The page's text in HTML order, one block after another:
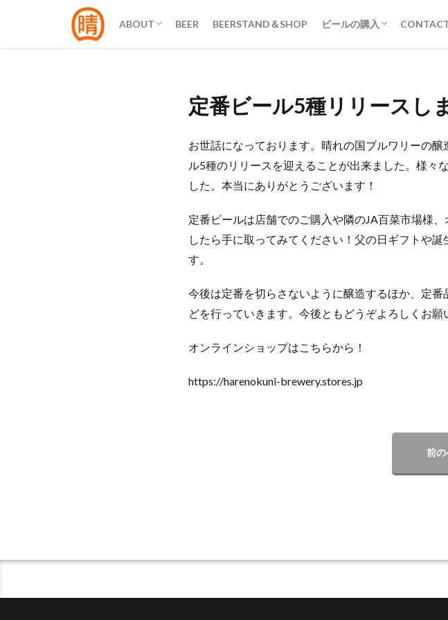
ABOUT
ABOUT US
企業情報
ACCESS
BEER BEERSTAND＆SHOP ビールの購入
一般の方向け
業務店様向け
定番ビール5種リリースし
お世話になっております。晴れの国ブルワリーの
ル5種のリリースを迎えることが出来ました。様々
した。本当にありがとうございます！
定番ビールは店舗でのご購入や隣のJA百菜市場様
したら手に取ってみてください！父の日ギフトや
す。
今後は定番を切らさないように醸造するほか、定
どを行っていきます。今後ともどうぞよろしくお願
オンラインショップはこちらから！
https://harenokuni-brewery.stores.jp
前の